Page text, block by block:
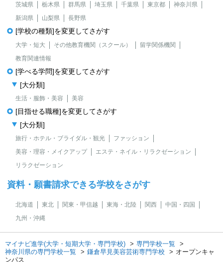
茨城県 栃木県 群馬県 埼玉県 千葉県 東京都
神奈川県
新潟県
山梨県 長野県
[学校の種類]を変更してさがす
大学・短大 その他教育機関（スクール）
留学関係機関
教育関連情報
[学べる学問]を変更してさがす
[大分類]
生活・服飾・美容 美容
[目指せる職種]を変更してさがす
[大分類]
旅行・ホテル・ブライダル・観光
ファッション
美容・理容・メイクアップ
エステ・ネイル・リラクゼーション
リラクゼーション
資料・願書請求できる学校をさがす
北海道 東北 関東・甲信越 東海・北陸 関西
中国・四国
九州・沖縄
マイナビ進学(大学・短期大学・専門学校)
専門学校一覧
神奈川県の専門学校一覧
鎌倉早見美容芸術専門学校
オープンキャ
ンパス